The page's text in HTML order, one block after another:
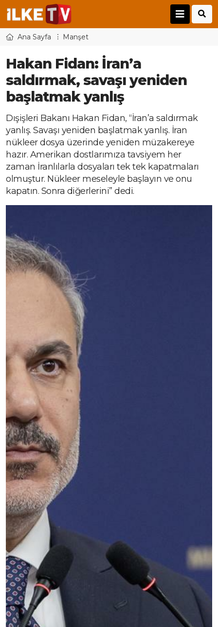
Ana Sayfa Manşet
Hakan Fidan: İran’a
saldırmak, savaşı yeniden
başlatmak yanlış
Dışişleri Bakanı Hakan Fidan, “İran’a saldırmak
yanlış. Savaşı yeniden başlatmak yanlış. İran
nükleer dosya üzerinde yeniden müzakereye
hazır. Amerikan dostlarımıza tavsiyem her
zaman İranlılarla dosyaları tek tek kapatmaları
olmuştur. Nükleer meseleyle başlayın ve onu
kapatın. Sonra diğerlerini” dedi.